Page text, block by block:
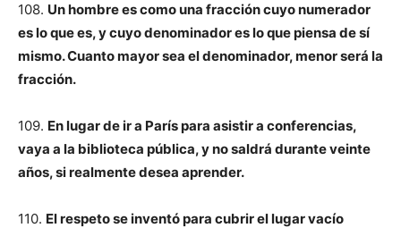
108. Un hombre es como una fracción cuyo numerador
es lo que es, y cuyo denominador es lo que piensa de sí
mismo. Cuanto mayor sea el denominador, menor será la
fracción.
109. En lugar de ir a París para asistir a conferencias,
vaya a la biblioteca pública, y no saldrá durante veinte
años, si realmente desea aprender.
110. El respeto se inventó para cubrir el lugar vacío